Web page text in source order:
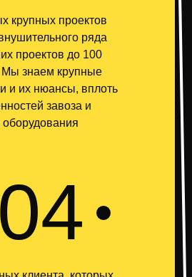
крупных проектов
ряда
проектов до 100
Мы знаем крупные
и их нюансы, вплоть
завоза и